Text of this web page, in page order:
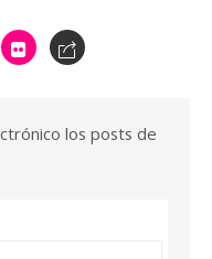
los posts de